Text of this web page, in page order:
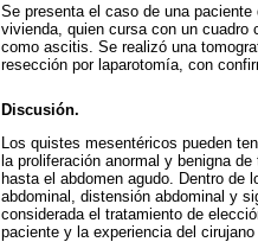
Se presenta el caso de una
vivienda, quien cursa con un cuadro
como ascitis. Se realizó una
resección por laparotomía, con
Discusión.
Los quistes mesentéricos pueden
la proliferación anormal y benigna
hasta el abdomen agudo. Dentro de
abdominal, distensión abdominal y
considerada el tratamiento de
paciente y la experiencia del cirujano